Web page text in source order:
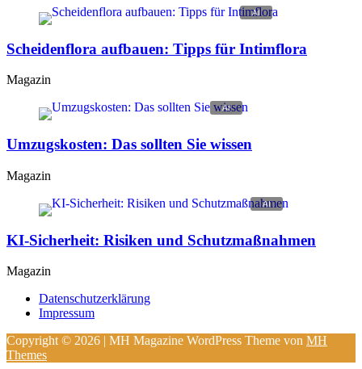
Scheidenflora aufbauen: Tipps für Intimflora
Magazin
Umzugskosten: Das sollten Sie wissen
Magazin
KI-Sicherheit: Risiken und Schutzmaßnahmen
Magazin
Datenschutzerklärung
Impressum
Copyright © 2026 | MH Magazine WordPress Theme von MH
Themes